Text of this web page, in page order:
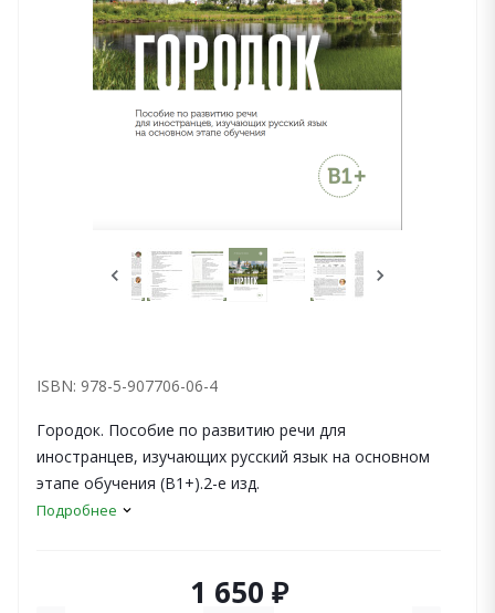
ISBN: 978-5-907706-06-4
Городок. Пособие по развитию речи для
иностранцев, изучающих русский язык на основном
этапе обучения (В1+).2-е изд.
Подробнее
1 650 ₽